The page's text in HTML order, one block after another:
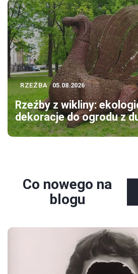
RZEŹBA 05.08.2026
Rzeźby z wikliny:
dekoracje do ogrodu z
Co nowego na
blogu